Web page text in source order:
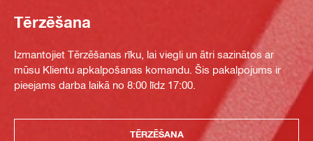
Tērzēšana
Izmantojiet Tērzēšanas rīku, lai viegli un ātri sazinātos ar
mūsu Klientu apkalpošanas komandu. Šis pakalpojums ir
pieejams darba laikā no 8:00 līdz 17:00.
TĒRZĒŠANA